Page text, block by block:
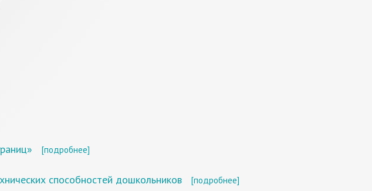
[подробнее]
способностей дошкольников [подробнее]